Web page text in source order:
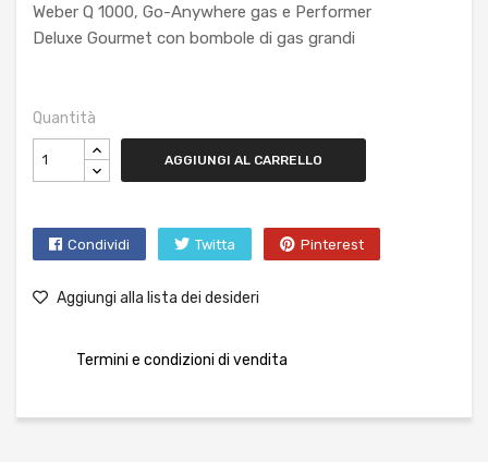
Weber Q 1000, Go-Anywhere gas e Performer
Deluxe Gourmet con bombole di gas grandi
Quantità
AGGIUNGI AL CARRELLO
Condividi Twitta Pinterest
Aggiungi alla lista dei desideri
Termini e condizioni di vendita